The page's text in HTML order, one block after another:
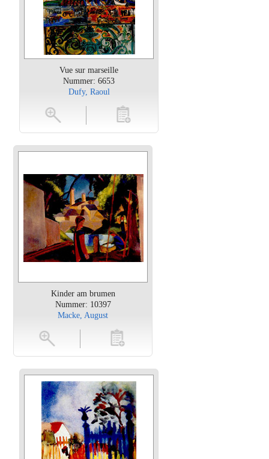
Vue sur marseille
Nummer: 6653
Dufy, Raoul
toevoegen
Kinder am brumen
Nummer: 10397
Macke, August
toevoegen